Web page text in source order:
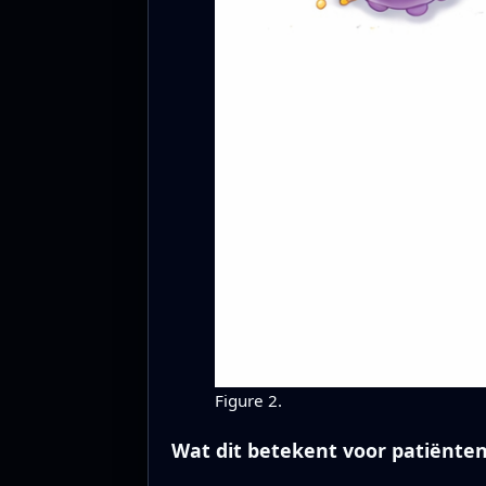
Figure 2.
Wat dit betekent voor